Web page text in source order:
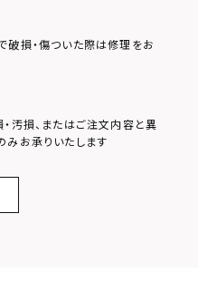
ホースシュー
スクロール
損・傷ついた際は修理をお
汚損、またはご注文内容と異
お承りいたします